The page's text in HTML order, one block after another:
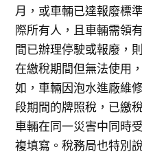
月，或車輛已達報廢標
際所有人，且車輛需領
間已辦理停駛或報廢，
在繳稅期間但無法使用
如，車輛因泡水進廠維
段期間的牌照稅，已繳
車輛在同一災害中同時
複填寫。稅務局也特別